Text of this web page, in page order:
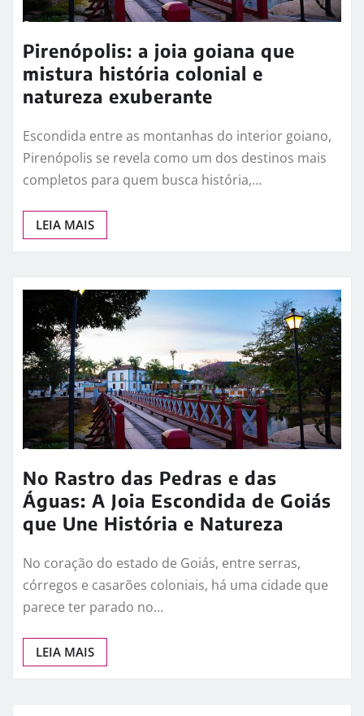
Pirenópolis: a joia goiana que
mistura história colonial e
natureza exuberante
Escondida entre as montanhas do interior goiano,
Pirenópolis se revela como um dos destinos mais
completos para quem busca história,…
LEIA MAIS
No Rastro das Pedras e das
Águas: A Joia Escondida de Goiás
que Une História e Natureza
No coração do estado de Goiás, entre serras,
córregos e casarões coloniais, há uma cidade que
parece ter parado no…
LEIA MAIS